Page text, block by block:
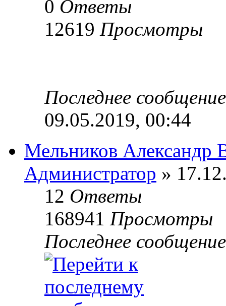
0 Ответы
12619 Просмотры
Последнее
09.05.2019, 00:44
Мельников Александр
Администратор »
12 Ответы
168941 Просмотры
Последнее